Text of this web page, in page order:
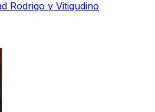
Rodrigo y Vitigudino